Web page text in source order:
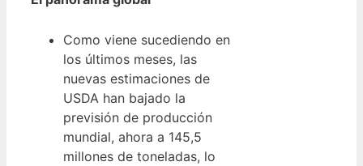
Como viene sucediendo en
los últimos meses, las
nuevas estimaciones de
USDA han bajado la
previsión de producción
mundial, ahora a 145,5
millones de toneladas, lo